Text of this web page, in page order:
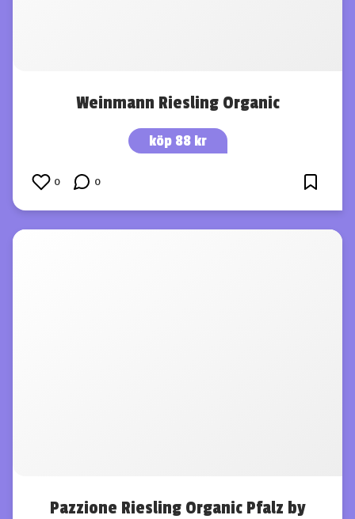
Weinmann Riesling Organic
köp 88 kr
0 0
Pazzione Riesling Organic Pfalz by